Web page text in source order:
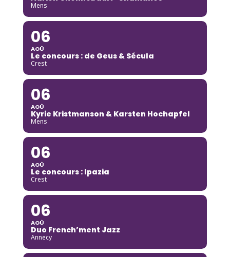
Mens
06
AOÛ
Le concours : de Geus & Sécula
Crest
06
AOÛ
Kyrie Kristmanson & Karsten Hochapfel
Mens
06
AOÛ
Le concours : Ipazia
Crest
06
AOÛ
Duo French’ment Jazz
Annecy